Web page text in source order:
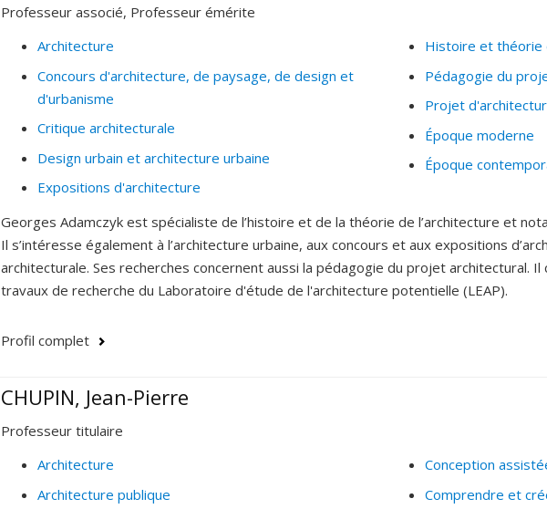
Professeur associé, Professeur émérite
Architecture
Concours d'architecture, de paysage, de design et
d'urbanisme
Critique architecturale
Design urbain et architecture urbaine
Expositions d'architecture
Histoire et théorie
Pédagogie du
Projet
Époque moderne
Époque
Georges Adamczyk est spécialiste de l’histoire et de la théorie de l’architecture et
Il s’intéresse également à l’architecture urbaine, aux concours et aux expositions
architecturale. Ses recherches concernent aussi la pédagogie du projet architectural.
travaux de recherche du Laboratoire d'étude de l'architecture potentielle (LEAP).
Profil complet
CHUPIN, Jean-Pierre
Professeur titulaire
Architecture
Architecture publique
Conception
Comprendre et